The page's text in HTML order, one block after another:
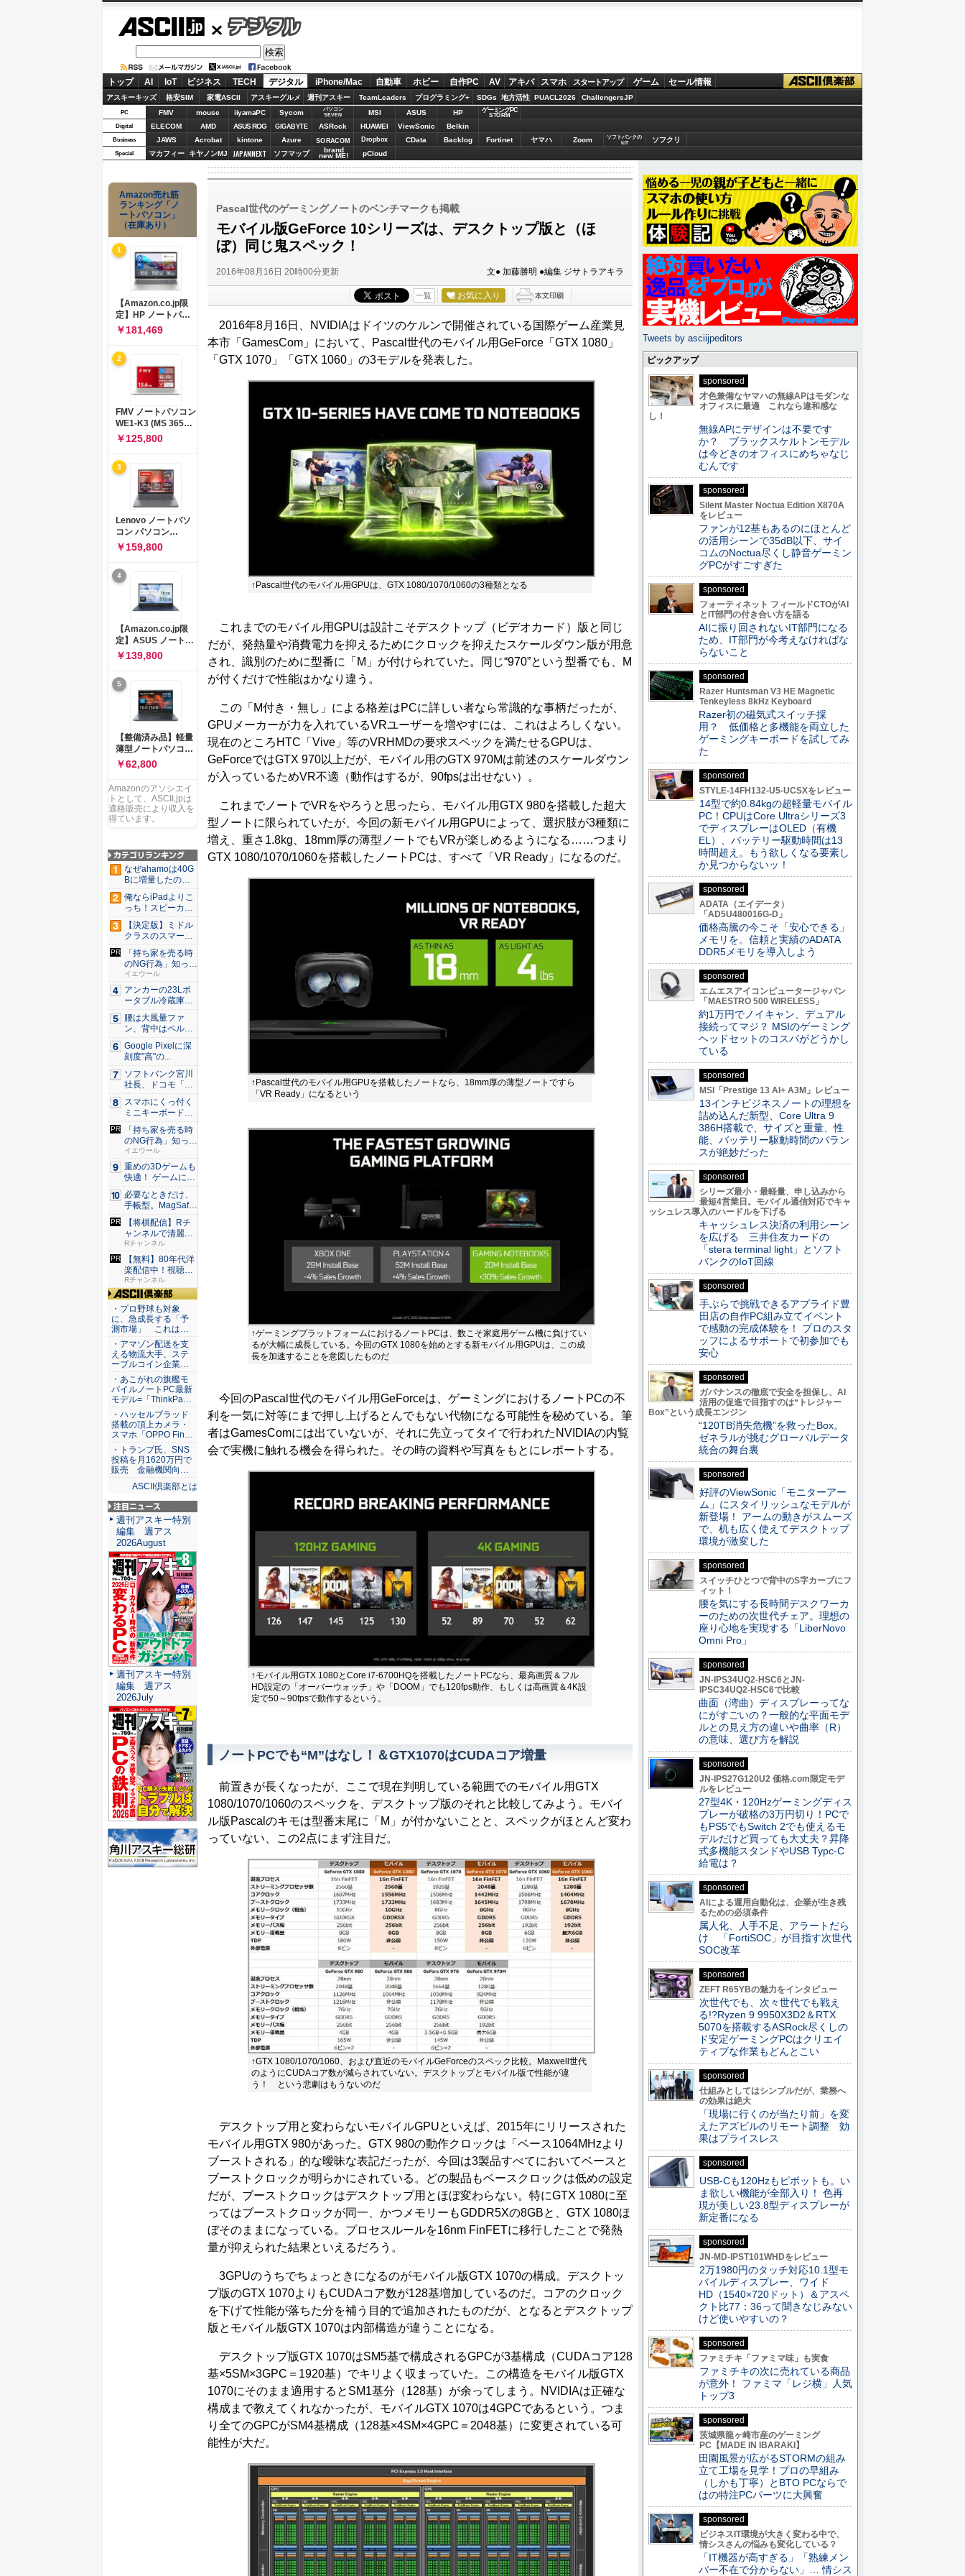
デジタル
トップ AI IoT ビジネス TECH デジタル iPhone/Mac 自動車 ホビー 自作PC AV アキバ スマホ スタートアップ ゲーム セール情報
アスキーキッズ 格安SIM 家電ASCII アスキーグルメ 週刊アスキー TeamLeaders プログラミング+ SDGs 地方活性 PUACL2026 ChallengersJP
PC FMV mouse iiyamaPC Sycom
パソコン
SEVEN
MSI ASUS HP ゲーミングPC
STORM
Digital ELECOM AMD ASUS ROG GIGABYTE ASRock HUAWEI ViewSonic Belkin
Business JAWS Acrobat kintone Azure SORACOM Dropbox CData Backlog Fortinet ヤマハ Zoom
ソフトバンクの
IoT
ソフクリ
Special マカフィー キヤノンMJ JAPANNEXT ソフマップ brand
new ME! pCloud
Pascal世代のゲーミングノートのベンチマークも掲載
モバイル版GeForce 10シリーズは、デスクトップ版と（ほ
ぼ）同じ鬼スペック！
2016年08月16日 20時00分更新 文● 加藤勝明 ●編集 ジサトラアキラ
一覧 お気に入り
2016年8月16日、NVIDIAはドイツのケルンで開催されている国際ゲーム産業見
本市「GamesCom」において、Pascal世代のモバイル用GeForce「GTX 1080」
「GTX 1070」「GTX 1060」の3モデルを発表した。
↑Pascal世代のモバイル用GPUは、GTX 1080/1070/1060の3種類となる
これまでのモバイル用GPUは設計こそデスクトップ（ビデオカード）版と同じ
だが、発熱量や消費電力を抑えるためにクロックを抑えたスケールダウン版が用意
され、識別のために型番に「M」が付けられていた。同じ“970”という型番でも、M
が付くだけで性能はかなり違う。
この「M付き・無し」による格差はPCに詳しい者なら常識的な事柄だったが、
GPUメーカーが力を入れているVRユーザーを増やすには、これはよろしくない。
現在のところHTC「Vive」等のVRHMDの要求スペックを満たせるGPUは、
GeForceではGTX 970以上だが、モバイル用のGTX 970Mは前述のスケールダウン
が入っているためVR不適（動作はするが、90fpsは出せない）。
これまでノートでVRをやろうと思ったら、モバイル用GTX 980を搭載した超大
型ノートに限られていたが、今回の新モバイル用GPUによって、選択肢が3種類に
増え、重さ1.8kg、18mm厚の薄型ノートでもVRが楽しめるようになる……つまり
GTX 1080/1070/1060を搭載したノートPCは、すべて「VR Ready」になるのだ。
↑Pascal世代のモバイル用GPUを搭載したノートなら、18mm厚の薄型ノートですら
「VR Ready」になるという
↑ゲーミングプラットフォームにおけるノートPCは、数こそ家庭用ゲーム機に負けてい
るが大幅に成長している。今回のGTX 1080を始めとする新モバイル用GPUは、この成
長を加速することを意図したものだ
今回のPascal世代のモバイル用GeForceは、ゲーミングにおけるノートPCの不
利を一気に対等にまで押し上げるとんでもない代物になる可能性を秘めている。筆
者はGamesComには出ていないが、それに先立ってタイで行われたNVIDIAの内覧
会で実機に触れる機会を得られた。その時の資料や写真をもとにレポートする。
↑モバイル用GTX 1080とCore i7-6700HQを搭載したノートPCなら、最高画質＆フル
HD設定の「オーバーウォッチ」や「DOOM」でも120fps動作、もしくは高画質＆4K設
定で50～90fpsで動作するという。
ノートPCでも“M”はなし！＆GTX1070はCUDAコア増量
前置きが長くなったが、ここで現在判明している範囲でのモバイル用GTX
1080/1070/1060のスペックを、デスクトップ版のそれと比較してみよう。モバイ
ル版Pascalのキモは型番末尾に「M」が付かないことと、スペックがほとんど変わ
っていない、この2点にまず注目だ。
↑GTX 1080/1070/1060、および直近のモバイルGeForceのスペック比較。Maxwell世代
のようにCUDAコア数が減らされていない。デスクトップとモバイル版で性能が違
う！ という悲劇はもうないのだ
デスクトップ用と変わらないモバイルGPUといえば、2015年にリリースされた
モバイル用GTX 980があった。GTX 980の動作クロックは「ベース1064MHzより
ブーストされる」的な曖昧な表記だったが、今回は3製品すべてにおいてベースと
ブーストクロックが明らかにされている。どの製品もベースクロックは低めの設定
だが、ブーストクロックはデスクトップ用とほぼ変わらない。特にGTX 1080に至
ってはブーストクロックが同一、かつメモリーもGDDR5Xの8GBと、GTX 1080ほ
ぼそのままになっている。プロセスルールを16nm FinFETに移行したことで発熱
量が抑えられた結果といえるだろう。
3GPUのうちでちょっときになるのがモバイル版GTX 1070の構成。デスクトッ
プ版のGTX 1070よりもCUDAコア数が128基増加しているのだ。コアのクロック
を下げて性能が落ちた分を補う目的で追加されたものだが、となるとデスクトップ
版とモバイル版GTX 1070は内部構造が違うことになる。
デスクトップ版GTX 1070はSM5基で構成されるGPCが3基構成（CUDAコア128
基×5SM×3GPC＝1920基）でキリよく収まっていた。この構造をモバイル版GTX
1070にそのまま適用するとSM1基分（128基）が余ってしまう。NVIDIAは正確な
構成まで教えてくれなかったが、モバイルGTX 1070は4GPCであるという。つま
り全てのGPCがSM4基構成（128基×4SM×4GPC＝2048基）に変更されている可
能性が大だ。
Amazon売れ筋
ランキング「ノ
ートパソコン」
（在庫あり）
1
【Amazon.co.jp限
定】HP ノートパソ
コン 15-fd 15.6イン
チ インテル Core 5
120U メモリ16GB
SSD512GB
Windows 11
Microsoft Office
2024搭載 WPS
Office搭載 カメラシ
ャッター 指紋認証 薄
型 Copilotキー搭載
ナチュラルシルバー
￥181,469
2
FMV ノートパソコン
WE1-K3 (MS 365
Personal/Copilotキ
ー搭載/Win 11/15.6
型/Core
i5/16GB/SSD
512GB/ホワイト)
FMVWK3E15W_AZ
￥125,800
3
Lenovo ノートパソ
コン パソコン
IdeaPad Slim 3 14.0
インチ AMD
Ryzen™ 5 8640HS
メモリ16GB
SSD512GB
Microsoft 365 試用
版 Windows11 バッ
テリー駆動12.6時間
重量1.39kg ルナグレ
ー 83K9003JJP ノー
トPC
￥159,800
4
【Amazon.co.jp限
定】ASUS ノートパ
ソコン Vivobook 15
M1502NAQ 15.6イ
ンチ AMD Ryzen 7
170 メモリ16GB
SSD 512GB
Microsoft 365
Personal (24か月版)
搭載 Windows 11 重
量1.7kg Wi-Fi 6E ク
ワイエットブルー
M1502NAQ-
￥139,800
5
【整備済み品】軽量
薄型ノートパソコン
dynabook G83 ■
13.3型
FHD(1920x1080) -
高性能第11世代Core
i5-1135G7 - メモリ
16GB - SSD 256GB
USB Type-C - MS
Office 2021 - Win11
搭載
￥62,800
Amazonのアソシエイ
トとして、ASCII.jpは
適格販売により収入を
得ています。
なぜahamoは40G
Bに増量したの
か ...
俺ならiPadよりこ
っち！スピーカー
9個...
【決定版】ミドル
クラスのスマート
フォンの...
「持ち家を売る時
のNG行為」知って
るだけ...
イエウール
アンカーの23Lポ
ータブル冷蔵庫が
Ama...
腰は大風量ファ
ン、背中はペルチ
ェ冷却。ダ...
Google Pixelに深
刻度"高"の...
ソフトバンク宮川
社長、ドコモ「ah
amo...
スマホにくっ付く
ミニキーボード！
触ってわ...
「持ち家を売る時
のNG行為」知って
るだけ...
イエウール
重めの3Dゲームも
快適！ ゲームに強
いH...
必要なときだけ、
手帳型。MagSaf
e・...
【将棋配信】Rチ
ャンネルで清麗戦
を無料配...
Rチャンネル
【無料】80年代洋
楽配信中！視聴で
楽天ポ...
Rチャンネル
ASCII倶楽部
・プロ野球も対象
に、急成長する「予
測市場」 これは…
・アマゾン配送を支
える物流大手、ステ
ーブルコイン企業…
・あこがれの旗艦モ
バイルノートPC最新
モデル=「ThinkPa…
・ハッセルブラッド
搭載の頂上カメラ・
スマホ「OPPO Fin…
・トランプ氏、SNS
投稿を月1620万円で
販売 金融機関向…
ASCII倶楽部とは
注目ニュース
週刊アスキー特別
編集 週アス
2026August
週刊アスキー特別
編集 週アス
2026July
Tweets by asciijpeditors
ピックアップ
sponsored
才色兼備なヤマハの無線APはモダンな
オフィスに最適 これなら違和感な
し！
無線APにデザインは不要です
か？ ブラックスケルトンモデル
は今どきのオフィスにめちゃなじ
むんです
sponsored
Silent Master Noctua Edition X870A
をレビュー
ファンが12基もあるのにほとんど
の活用シーンで35dB以下、サイ
コムのNoctua尽くし静音ゲーミン
グPCがすごすぎた
sponsored
フォーティネット フィールドCTOがAI
とIT部門の付き合い方を語る
AIに振り回されないIT部門になる
ため、IT部門が今考えなければな
らないこと
sponsored
Razer Huntsman V3 HE Magnetic
Tenkeyless 8kHz Keyboard
Razer初の磁気式スイッチ採
用？ 低価格と多機能を両立した
ゲーミングキーボードを試してみ
た
sponsored
STYLE-14FH132-U5-UCSXをレビュー
14型で約0.84kgの超軽量モバイル
PC！CPUはCore Ultraシリーズ3
でディスプレーはOLED（有機
EL）、バッテリー駆動時間は13
時間超え。もう欲しくなる要素し
か見つからないッ！
sponsored
ADATA（エイデータ）
「AD5U480016G-D」
価格高騰の今こそ「安心できる」
メモリを。信頼と実績のADATA
DDR5メモリを導入しよう
sponsored
エムエスアイコンピュータージャパン
「MAESTRO 500 WIRELESS」
約1万円でノイキャン、デュアル
接続ってマジ？ MSIのゲーミング
ヘッドセットのコスパがどうかし
ている
sponsored
MSI「Prestige 13 AI+ A3M」レビュー
13インチビジネスノートの理想を
詰め込んだ新型、Core Ultra 9
386H搭載で、サイズと重量、性
能、バッテリー駆動時間のバラン
スが絶妙だった
sponsored
シリーズ最小・最軽量、申し込みから
最短4営業日。モバイル通信対応でキャ
ッシュレス導入のハードルを下げる
キャッシュレス決済の利用シーン
を広げる 三井住友カードの
「stera terminal light」とソフト
バンクのIoT回線
sponsored
手ぶらで挑戦できるアプライド豊
田店の自作PC組み立てイベント
で感動の完成体験を！ プロのスタ
ッフによるサポートで初参加でも
安心
sponsored
ガバナンスの徹底で安全を担保し、AI
活用の促進で目指すのは“トレジャー
Box”という成長エンジン
“120TB消失危機”を救ったBox。
ゼネラルが挑むグローバルデータ
統合の舞台裏
sponsored
好評のViewSonic「モニターアー
ム」にスタイリッシュなモデルが
新登場！ アームの動きがスムーズ
で、机も広く使えてデスクトップ
環境が激変した
sponsored
スイッチひとつで背中のS字カーブにフ
ィット！
腰を気にする長時間デスクワーカ
ーのための次世代チェア。理想の
座り心地を実現する「LiberNovo
Omni Pro」
sponsored
JN-IPS34UQ2-HSC6とJN-
IPSC34UQ2-HSC6で比較
曲面（湾曲）ディスプレーってな
にがすごいの？一般的な平面モデ
ルとの見え方の違いや曲率（R）
の意味、選び方を解説
sponsored
JN-IPS27G120U2 価格.com限定モデ
ルをレビュー
27型4K・120Hzゲーミングディス
プレーが破格の3万円切り！PCで
もPS5でもSwitch 2でも使えるモ
デルだけど買っても大丈夫？昇降
式多機能スタンドやUSB Typc-C
給電は？
sponsored
AIによる運用自動化は、企業が生き残
るための必須条件
属人化、人手不足、アラートだら
け 「FortiSOC」が目指す次世代
SOC改革
sponsored
ZEFT R65YBの魅力をインタビュー
次世代でも、次々世代でも戦え
る!?Ryzen 9 9950X3D2＆RTX
5070を搭載するASRock尽くしの
ド安定ゲーミングPCはクリエイ
ティブな作業もどんとこい
sponsored
仕組みとしてはシンプルだが、業務へ
の効果は絶大
「現場に行くのが当たり前」を変
えたアズビルのリモート調整 効
果はプライスレス
sponsored
USB-Cも120Hzもピボットも。い
ま欲しい機能が全部入り！ 色再
現が美しい23.8型ディスプレーが
新定番になる
sponsored
JN-MD-IPST101WHDをレビュー
2万1980円のタッチ対応10.1型モ
バイルディスプレー、ワイド
HD（1540×720ドット）＆アスペ
クト比77：36って聞きなじみない
けど使いやすいの？
sponsored
ファミチキ「ファミマ味」も実食
ファミチキの次に売れている商品
が意外！ ファミマ「レジ横」人気
トップ3
sponsored
茨城県龍ヶ崎市産のゲーミング
PC【MADE IN IBARAKI】
田園風景が広がるSTORMの組み
立て工場を見学！プロの早組み
（しかも丁寧）とBTO PCならで
はの特注PCパーツに大興奮
sponsored
ビジネスIT環境が大きく変わる中で、
情シスさんの悩みも変化している？
「IT機器が高すぎる」「熟練メン
バー不在で分からない」… 情シス